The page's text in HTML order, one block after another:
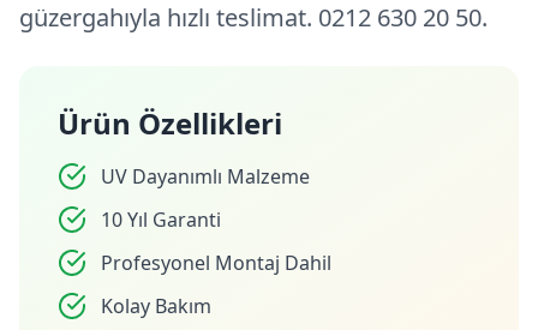
güzergahıyla hızlı teslimat. 0212 630 20 50.
Ürün Özellikleri
UV Dayanımlı Malzeme
10 Yıl Garanti
Profesyonel Montaj Dahil
Kolay Bakım